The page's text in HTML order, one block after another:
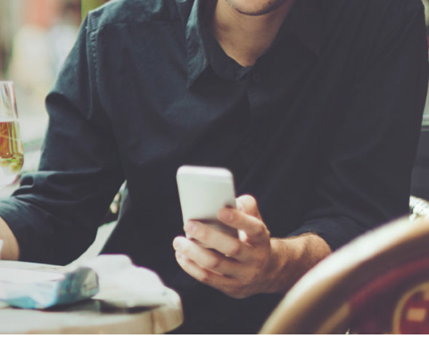
Berlijn Mechelen
Venetië
Vancouver